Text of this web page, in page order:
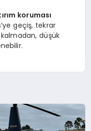
koruması
geçiş, tekrar
düşük